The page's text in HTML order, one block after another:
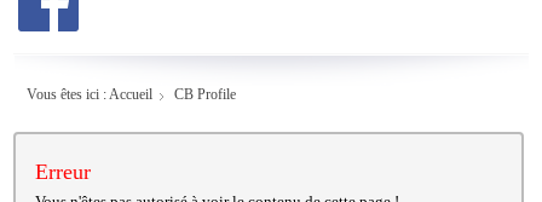
Vous êtes ici :Accueil CB Profile
Erreur